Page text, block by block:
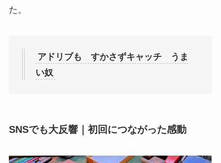
た。
アドリブも すかさずキャッチ うま
い奴
SNSでも大反響｜初回につながった感動